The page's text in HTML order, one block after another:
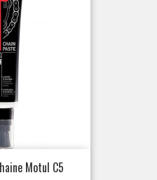
Motul C5